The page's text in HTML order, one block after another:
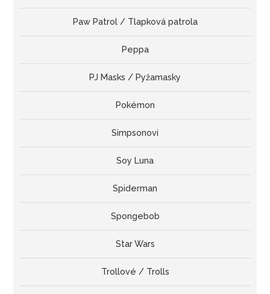
Paw Patrol / Tlapková patrola
Peppa
PJ Masks / Pyžamasky
Pokémon
Simpsonovi
Soy Luna
Spiderman
Spongebob
Star Wars
Trollové / Trolls